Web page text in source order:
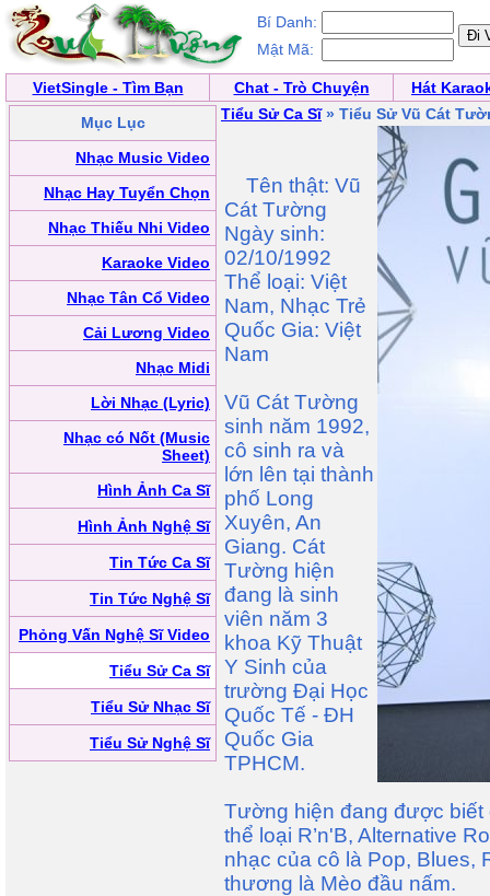
Bí Danh:
Mật Mã:
VietSingle - Tìm Bạn Chat - Trò Chuyện
Hát
Mục Lục
Nhạc Music Video
Nhạc Hay Tuyển Chọn
Nhạc Thiếu Nhi Video
Karaoke Video
Nhạc Tân Cổ Video
Cải Lương Video
Nhạc Midi
Lời Nhạc (Lyric)
Nhạc có Nốt (Music
Sheet)
Hình Ảnh Ca Sĩ
Hình Ảnh Nghệ Sĩ
Tin Tức Ca Sĩ
Tin Tức Nghệ Sĩ
Phỏng Vấn Nghệ Sĩ Video
Tiểu Sử Ca Sĩ
Tiểu Sử Nhạc Sĩ
Tiểu Sử Nghệ Sĩ
Tiểu Sử Ca Sĩ» Tiểu Sử Vũ Cát
Tên thật: Vũ
Cát Tường
Ngày sinh:
02/10/1992
Thể loại: Việt
Nam, Nhạc Trẻ
Quốc Gia: Việt
Nam
Vũ Cát Tường
sinh năm 1992,
cô sinh ra và
lớn lên tại thành
phố Long
Xuyên, An
Giang. Cát
Tường hiện
đang là sinh
viên năm 3
khoa Kỹ Thuật
Y Sinh của
trường Đại Học
Quốc Tế - ĐH
Quốc Gia
TPHCM.
Tường hiện đang được biết
thể loại R’n'B, Alternative
nhạc của cô là Pop, Blues,
thương là Mèo đầu nấm.